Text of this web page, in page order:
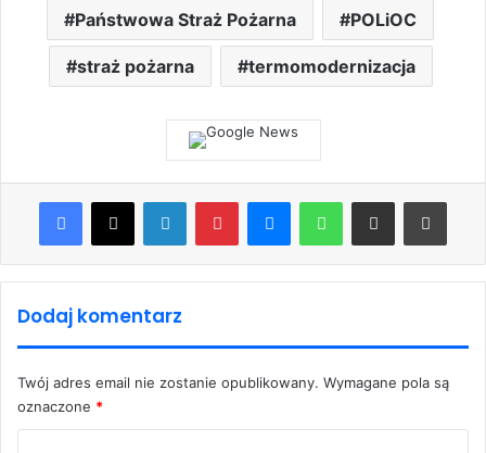
Państwowa Straż Pożarna POLiOC
straż pożarna termomodernizacja
Facebook
X LinkedInPinterestMessengerWhatsAppShare via Email Print
Dodaj komentarz
Twój adres email nie zostanie opublikowany. Wymagane pola są
oznaczone *